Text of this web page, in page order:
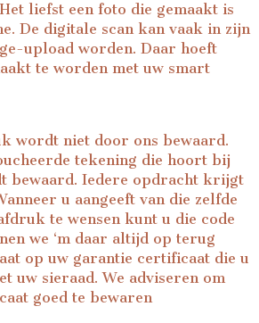
liefst een foto die gemaakt is
De digitale scan kan vaak in zijn
upload worden. Daar hoeft
te worden met uw smart
wordt niet door ons bewaard.
tekening die hoort bij
bewaard. Iedere opdracht krijgt
u aangeeft van die zelfde
te wensen kunt u die code
we ‘m daar altijd op terug
op uw garantie certificaat die u
uw sieraad. We adviseren om
goed te bewaren